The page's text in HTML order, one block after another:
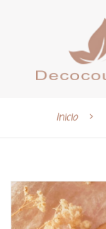
Inicio